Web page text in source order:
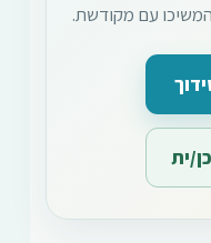
עם מקודשת.
ית